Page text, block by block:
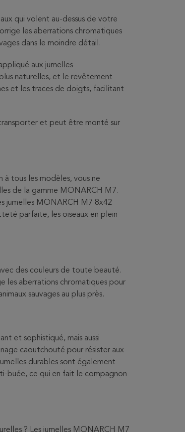
qui volent au-dessus de votre
les aberrations chromatiques
dans le moindre détail.
aux jumelles
naturelles, et le revêtement
et les traces de doigts, facilitant
et peut être monté sur
à tous les modèles, vous ne
de la gamme MONARCH M7.
jumelles MONARCH M7 8x42
parfaite, les oiseaux en plein
des couleurs de toute beauté.
les aberrations chromatiques pour
sauvages au plus près.
et sophistiqué, mais aussi
caoutchouté pour résister aux
durables sont également
buée, ce qui en fait le compagnon
? Les jumelles MONARCH M7